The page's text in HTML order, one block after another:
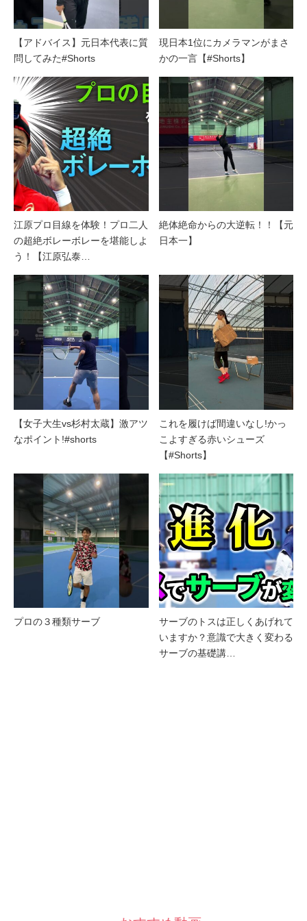
【アドバイス】元日本代表に質
問してみた#Shorts
現日本1位にカメラマンがまさ
かの一言【#Shorts】
江原プロ目線を体験！プロ二人
の超絶ボレーボレーを堪能しよ
う！【江原弘泰…
絶体絶命からの大逆転！！【元
日本一】
【女子大生vs杉村太蔵】激アツ
なポイント!#shorts
これを履けば間違いなし!かっ
こよすぎる赤いシューズ
【#Shorts】
プロの３種類サーブ
サーブのトスは正しくあげれて
いますか？意識で大きく変わる
サーブの基礎講…